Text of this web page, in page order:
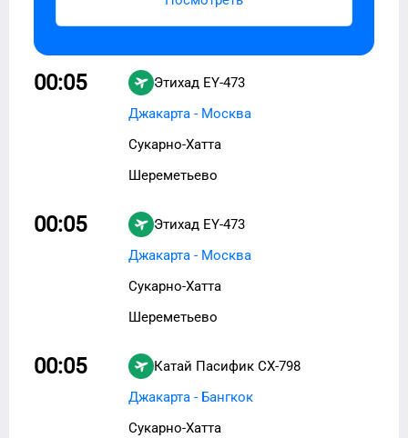
00:05 Этихад EY-473
Джакарта - Москва
Сукарно-Хатта
Шереметьево
00:05 Этихад EY-473
Джакарта - Москва
Сукарно-Хатта
Шереметьево
00:05 Катай Пасифик CX-798
Джакарта - Бангкок
Сукарно-Хатта